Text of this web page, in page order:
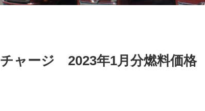
ャージ 2023年1月分燃料価格